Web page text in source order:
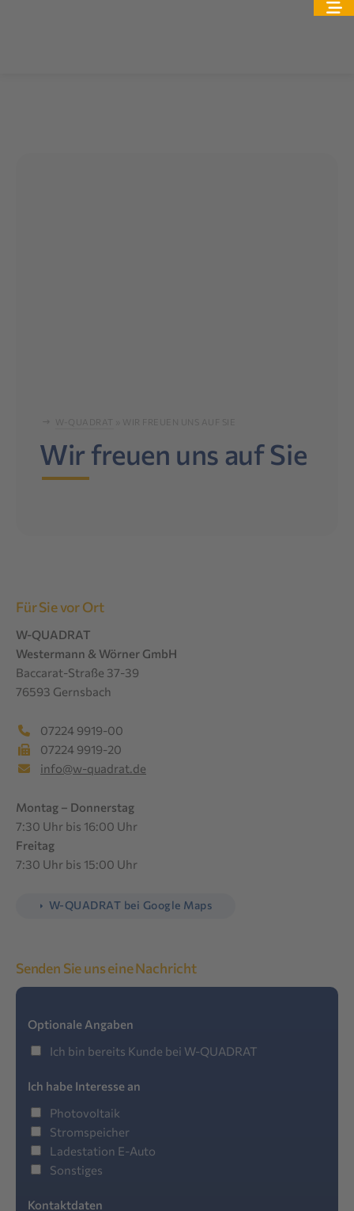
Wir freuen uns auf Sie
Für Sie vor Ort
W-QUADRAT
Westermann & Wörner GmbH
Baccarat-Straße 37-39
76593 Gernsbach
07224 9919-00
07224 9919-20
info@w-quadrat.de
Montag – Donnerstag
7:30 Uhr bis 16:00 Uhr
Freitag
7:30 Uhr bis 15:00 Uhr
W-QUADRAT bei Google Maps
Senden Sie uns eine Nachricht
Optionale Angaben
Ich bin bereits Kunde bei W-QUADRAT
Ich habe Interesse an
Photovoltaik
Stromspeicher
Ladestation E-Auto
Sonstiges
Kontaktdaten